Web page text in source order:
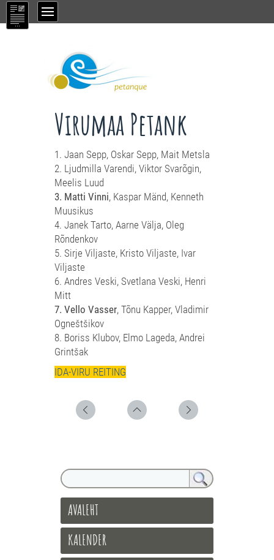
Virumaa Petank
1. Jaan Sepp, Oskar Sepp, Mait Metsla
2. Ljudmilla Varendi, Viktor Svarõgin,
Meelis Luud
3. Matti Vinni, Kaspar Mänd, Kenneth
Muusikus
4. Janek Tarto, Aarne Välja, Oleg
Rõndenkov
5. Sirje Viljaste, Kristo Viljaste, Ivar
Viljaste
6. Andres Veski, Svetlana Veski, Henri
Mitt
7. Vello Vasser, Tõnu Kapper, Vladimir
Ogneštšikov
8. Boriss Klubov, Elmo Lageda, Andrei
Grintšak
IDA-VIRU REITING
AVALEHT
KALENDER